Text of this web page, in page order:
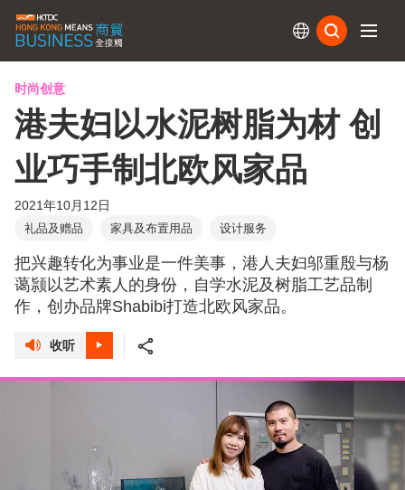
时尚创意
港夫妇以水泥树脂为材 创
业巧手制北欧风家品
2021年10月12日
礼品及赠品 家具及布置用品 设计服务
把兴趣转化为事业是一件美事，港人夫妇邬重殷与杨
蔼颕以艺术素人的身份，自学水泥及树脂工艺品制
作，创办品牌Shabibi打造北欧风家品。
收听